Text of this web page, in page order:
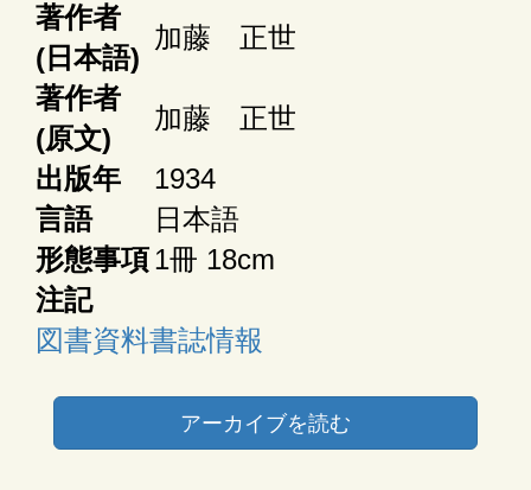
著作者
(日本語)
加藤 正世
著作者
(原文)
加藤 正世
出版年
1934
言語
日本語
形態事項1冊 18cm
注記
図書資料書誌情報
アーカイブを読む